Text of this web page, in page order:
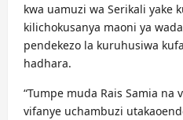
kwa uamuzi wa Serikali yake
kilichokusanya maoni ya
pendekezo la kuruhusiwa
hadhara.
“Tumpe muda Rais Samia na
vifanye uchambuzi